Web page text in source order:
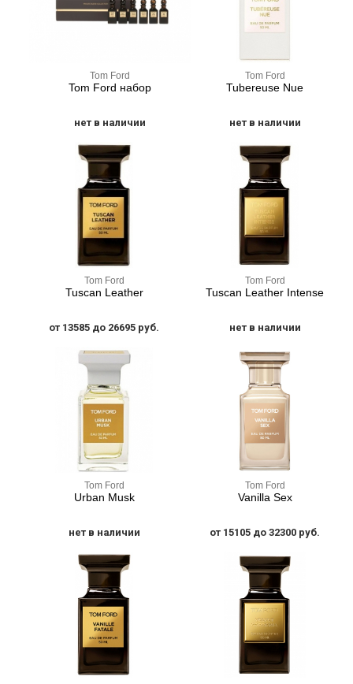
Tom Ford
Tom Ford набор
нет в наличии
Tom Ford
Tubereuse Nue
нет в наличии
Tom Ford
Tuscan Leather
от 13585 до 26695 руб.
Tom Ford
Tuscan Leather Intense
нет в наличии
Tom Ford
Urban Musk
нет в наличии
Tom Ford
Vanilla Sex
от 15105 до 32300 руб.